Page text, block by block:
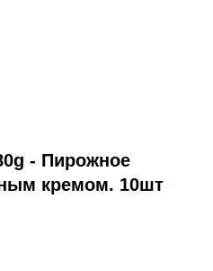
- Пирожное
кремом. 10шт